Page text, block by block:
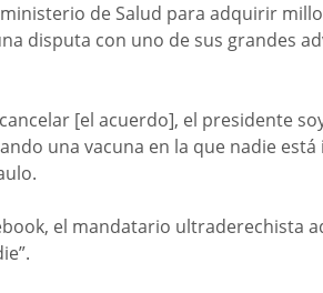
de Salud para adquirir
disputa con uno de sus grandes
[el acuerdo], el presidente
una vacuna en la que nadie
el mandatario ultraderechista